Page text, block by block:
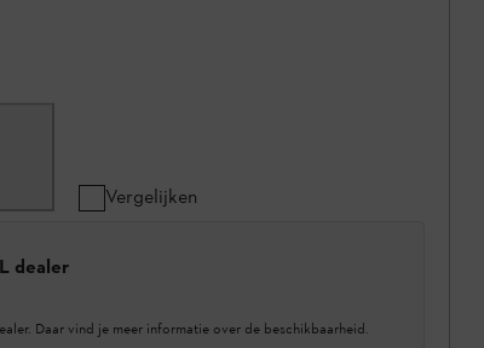
Vergelijken
dealer
Daar vind je meer informatie over de beschikbaarheid.